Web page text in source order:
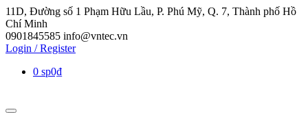
11D, Đường số 1 Phạm Hữu Lầu, P. Phú Mỹ, Q. 7, Thành phố Hồ
Chí Minh
0901845585 info@vntec.vn
Login / Register
0 sp0₫